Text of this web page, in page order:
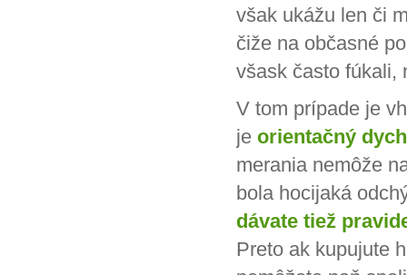
však ukážu len či
čiže na občasné
všask často fúkali,
V tom prípade je
je orientačný
merania nemôže
bola hocijaká
dávate tiež
Preto ak kupujute